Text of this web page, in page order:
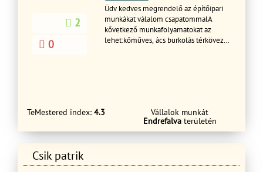
2
0
Üdv kedves megrendelő az építőipari
munkákat válalom csapatommalA
kővetkező munkafolyamatokat az
lehet:kőműves, ács burkolás térkövezés
TeMestered index: 4.3
Vállalok munkát
Endrefalvaterületén
Csik patrik